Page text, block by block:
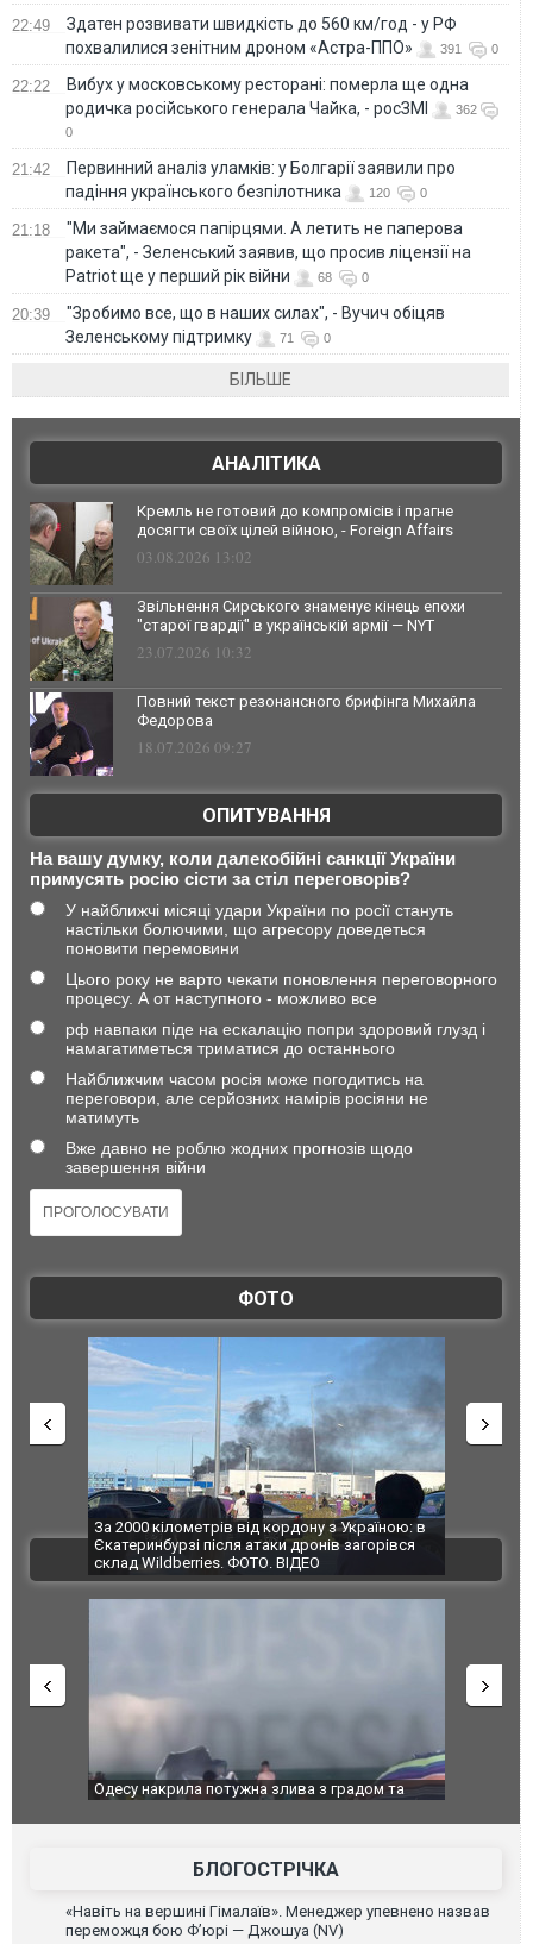
22:49
Здатен розвивати швидкість до 560 км/год - у РФ
похвалилися зенітним дроном «Астра-ППО»
391 0
22:22
Вибух у московському ресторані: померла ще одна
родичка російського генерала Чайка, - росЗМІ
362
0
21:42
Первинний аналіз уламків: у Болгарії заявили про
падіння українського безпілотника
120 0
21:18
"Ми займаємося папірцями. А летить не паперова
ракета", - Зеленський заявив, що просив ліцензії на
Patriot ще у перший рік війни
68 0
20:39
"Зробимо все, що в наших силах", - Вучич обіцяв
Зеленському підтримку
71 0
БІЛЬШЕ
АНАЛІТИКА
Кремль не готовий до компромісів і прагне
досягти своїх цілей війною, - Foreign Affairs
03.08.2026 13:02
Звільнення Сирського знаменує кінець епохи
"старої гвардії" в українській армії — NYT
23.07.2026 10:32
Повний текст резонансного брифінга Михайла
Федорова
18.07.2026 09:27
ОПИТУВАННЯ
На вашу думку, коли далекобійні санкції України
примусять росію сісти за стіл переговорів?
У найближчі місяці удари України по росії стануть
настільки болючими, що агресору доведеться
поновити перемовини
Цього року не варто чекати поновлення переговорного
процесу. А от наступного - можливо все
рф навпаки піде на ескалацію попри здоровий глузд і
намагатиметься триматися до останнього
Найближчим часом росія може погодитись на
переговори, але серйозних намірів росіяни не
матимуть
Вже давно не роблю жодних прогнозів щодо
завершення війни
ФОТО
За 2000 кілометрів від кордону з Україною: в
Єкатеринбурзі після атаки дронів загорівся
склад Wildberries. ФОТО. ВІДЕО
"Мої
ВІДЕО
Одесу накрила потужна злива з градом та
Вже
БЛОГОСТРІЧКА
«Навіть на вершині Гімалаїв». Менеджер упевнено назвав
переможця бою Ф’юрі — Джошуа (NV)